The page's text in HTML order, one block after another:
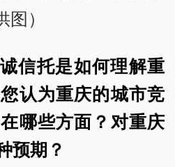
图）
信托是如何理解重
认为重庆的城市竞
哪些方面？对重庆
预期？